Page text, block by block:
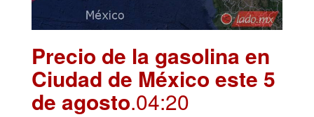
Precio de la gasolina en
Ciudad de México este 5
de agosto.04:20